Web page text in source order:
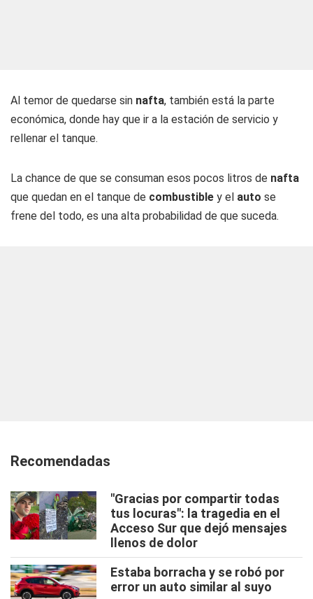
Al temor de quedarse sin nafta, también está la parte
económica, donde hay que ir a la estación de servicio y
rellenar el tanque.
La chance de que se consuman esos pocos litros de nafta
que quedan en el tanque de combustible y el auto se
frene del todo, es una alta probabilidad de que suceda.
Recomendadas
"Gracias por compartir todas
tus locuras": la tragedia en el
Acceso Sur que dejó mensajes
llenos de dolor
Estaba borracha y se robó por
error un auto similar al suyo